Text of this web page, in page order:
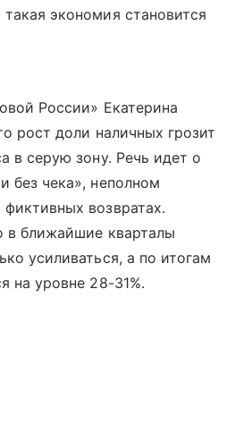
экономия становится
России» Екатерина
рост доли наличных грозит
в серую зону. Речь идет о
без чека», неполном
возвратах.
в ближайшие кварталы
усиливаться, а по итогам
на уровне 28-31%.